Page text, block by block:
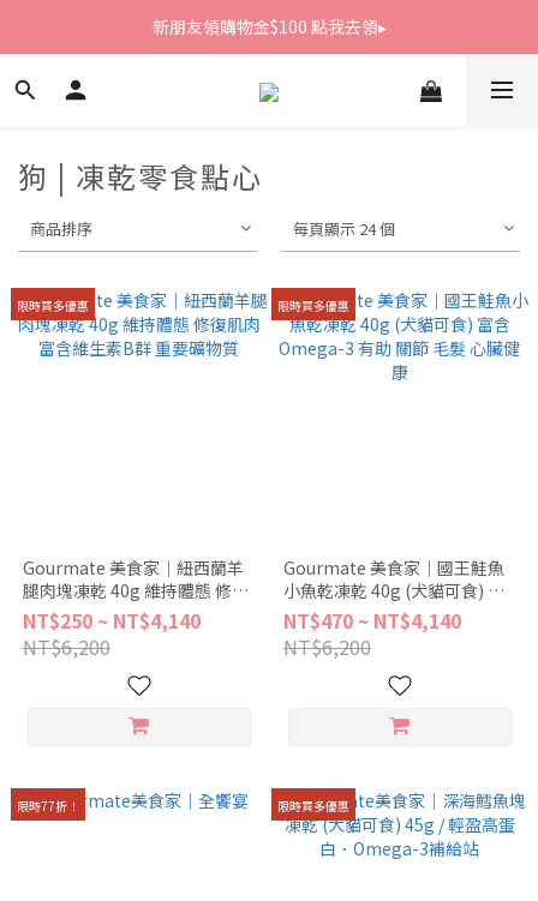
新朋友領購物金$100 點我去領▸
新朋友領購物金$100 點我去領▸
全館滿1800免運
狗 | 凍乾零食點心
商品排序 每頁顯示 24 個
限時買多優惠
Gourmate 美食家｜紐西蘭羊
腿肉塊凍乾 40g 維持體態 修復
肌肉 富含維生素B群 重要礦物
質
NT$250 ~ NT$4,140
NT$6,200
限時買多優惠
Gourmate 美食家｜國王鮭魚
小魚乾凍乾 40g (犬貓可食) 富
含 Omega-3 有助 關節 毛髮 心
臟健康
NT$470 ~ NT$4,140
NT$6,200
限時77折！ 限時買多優惠